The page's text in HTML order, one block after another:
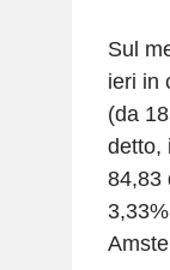
Sul
ieri in
(da
detto,
84,83